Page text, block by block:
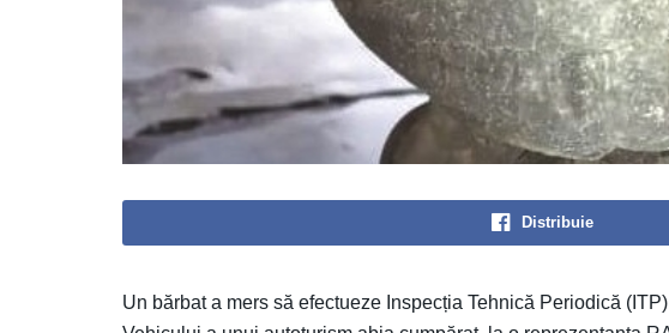
Distribuie
Un bărbat a mers să efectueze Inspecția Tehnică Periodică